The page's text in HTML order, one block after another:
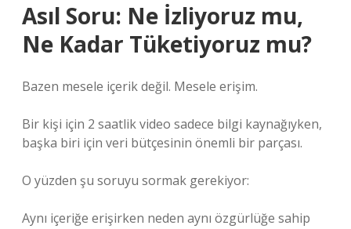
Asıl Soru: Ne İzliyoruz mu,
Ne Kadar Tüketiyoruz mu?
Bazen mesele içerik değil. Mesele erişim.
Bir kişi için 2 saatlik video sadece bilgi kaynağıyken,
başka biri için veri bütçesinin önemli bir parçası.
O yüzden şu soruyu sormak gerekiyor:
Aynı içeriğe erişirken neden aynı özgürlüğe sahip